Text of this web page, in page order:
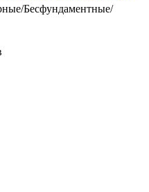
Бесфундаментные/